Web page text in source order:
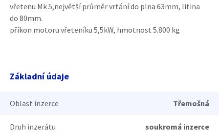
vřetenu Mk 5,největší průměr vrtání do plna 63mm, litina
do 80mm.
příkon motoru vřeteníku 5,5kW, hmotnost 5.800 kg
Základní údaje
Oblast inzerce Třemošná
Druh inzerátu soukromá inzerce